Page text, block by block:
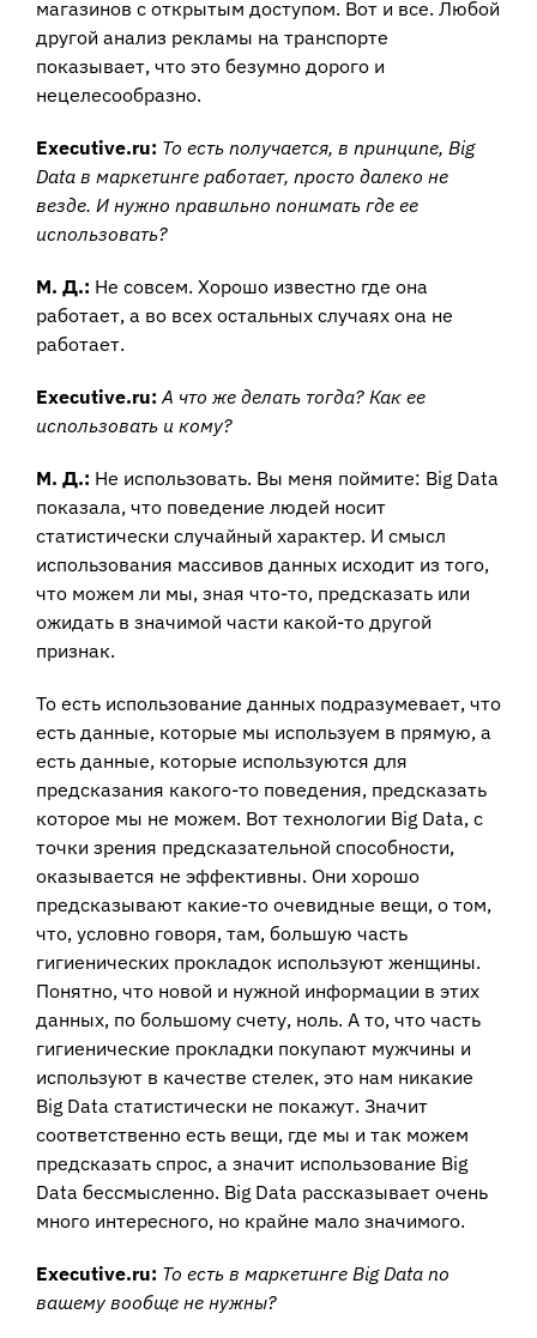
магазинов с открытым доступом. Вот и все. Любой
другой анализ рекламы на транспорте
показывает, что это безумно дорого и
нецелесообразно.
Executive.ru: То есть получается, в принципе, Big
Data в маркетинге работает, просто далеко не
везде. И нужно правильно понимать где ее
использовать?
М. Д.: Не совсем. Хорошо известно где она
работает, а во всех остальных случаях она не
работает.
Executive.ru:А что же делать тогда? Как ее
использовать и кому?
М. Д.: Не использовать. Вы меня поймите: Big Data
показала, что поведение людей носит
статистически случайный характер. И смысл
использования массивов данных исходит из того,
что можем ли мы, зная что-то, предсказать или
ожидать в значимой части какой-то другой
признак.
То есть использование данных подразумевает, что
есть данные, которые мы используем в прямую, а
есть данные, которые используются для
предсказания какого-то поведения, предсказать
которое мы не можем. Вот технологии Big Data, с
точки зрения предсказательной способности,
оказывается не эффективны. Они хорошо
предсказывают какие-то очевидные вещи, о том,
что, условно говоря, там, большую часть
гигиенических прокладок используют женщины.
Понятно, что новой и нужной информации в этих
данных, по большому счету, ноль. А то, что часть
гигиенические прокладки покупают мужчины и
используют в качестве стелек, это нам никакие
Big Data статистически не покажут. Значит
соответственно есть вещи, где мы и так можем
предсказать спрос, а значит использование Big
Data бессмысленно. Big Data рассказывает очень
много интересного, но крайне мало значимого.
Executive.ru: То есть в маркетинге Big Data по
вашему вообще не нужны?